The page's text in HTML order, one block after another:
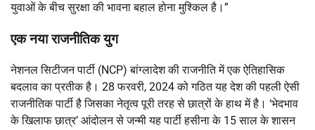
युवाओं के बीच सुरक्षा की भावना बहाल होना मुश्किल है।”
एक नया राजनीतिक युग
नेशनल सिटीजन पार्टी (NCP) बांग्लादेश की राजनीति में एक ऐतिहासिक
बदलाव का प्रतीक है। 28 फरवरी, 2024 को गठित यह देश की पहली ऐसी
राजनीतिक पार्टी है जिसका नेतृत्व पूरी तरह से छात्रों के हाथ में है। ‘भेदभाव
के खिलाफ छात्र’ आंदोलन से जन्मी यह पार्टी हसीना के 15 साल के शासन